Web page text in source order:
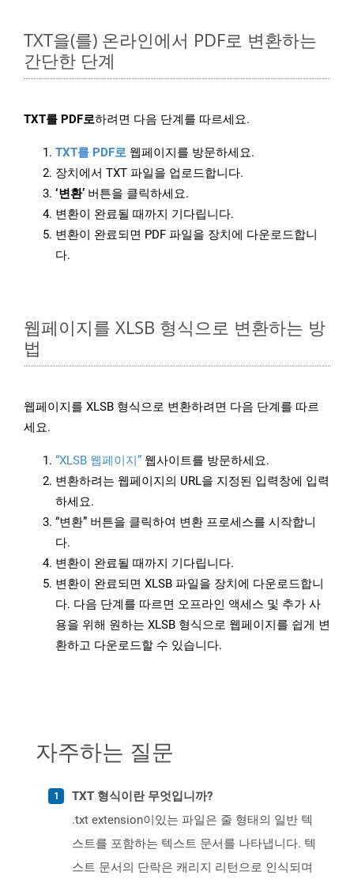
TXT을(를) 온라인에서 PDF로 변환하는
간단한 단계
TXT를 PDF로하려면 다음 단계를 따르세요.
TXT를 PDF로 웹페이지를 방문하세요.
장치에서 TXT 파일을 업로드합니다.
‘변환’ 버튼을 클릭하세요.
변환이 완료될 때까지 기다립니다.
변환이 완료되면 PDF 파일을 장치에 다운로드합니
다.
웹페이지를 XLSB 형식으로 변환하는 방
법
웹페이지를 XLSB 형식으로 변환하려면 다음 단계를 따르
세요.
“XLSB 웹페이지” 웹사이트를 방문하세요.
변환하려는 웹페이지의 URL을 지정된 입력창에 입력
하세요.
“변환” 버튼을 클릭하여 변환 프로세스를 시작합니
다.
변환이 완료될 때까지 기다립니다.
변환이 완료되면 XLSB 파일을 장치에 다운로드합니
다. 다음 단계를 따르면 오프라인 액세스 및 추가 사
용을 위해 원하는 XLSB 형식으로 웹페이지를 쉽게 변
환하고 다운로드할 수 있습니다.
자주하는 질문
TXT 형식이란 무엇입니까?
.txt extension이있는 파일은 줄 형태의 일반 텍
스트를 포함하는 텍스트 문서를 나타냅니다. 텍
스트 문서의 단락은 캐리지 리턴으로 인식되며